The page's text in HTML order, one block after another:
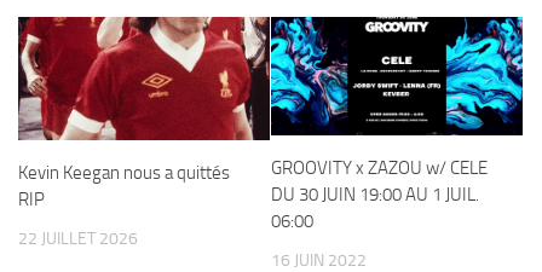
Kevin Keegan nous a quittés
RIP
22 JUILLET 2026
GROOVITY x ZAZOU w/ CELE
DU 30 JUIN 19:00 AU 1 JUIL.
06:00
16 JUIN 2022